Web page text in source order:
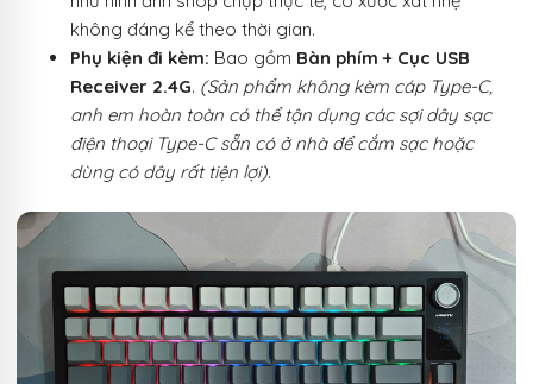
không đáng kể theo thời gian.
Phụ kiện đi kèm: Bao gồm Bàn phím + Cục USB
Receiver 2.4G. (Sản phẩm không kèm cáp Type-C,
anh em hoàn toàn có thể tận dụng các sợi dây sạc
điện thoại Type-C sẵn có ở nhà để cắm sạc hoặc
dùng có dây rất tiện lợi).